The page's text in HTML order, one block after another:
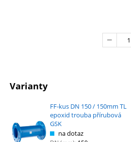
Varianty
FF-kus DN 150 / 150mm TL
epoxid trouba přírubová
GSK
na dotaz